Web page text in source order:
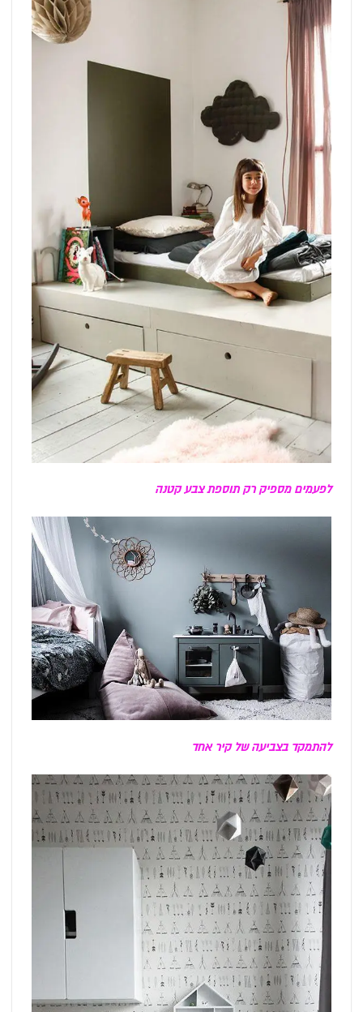
לפעמים מספיק רק תוספת צבע קטנה
להתמקד בצביעה של קיר אחד